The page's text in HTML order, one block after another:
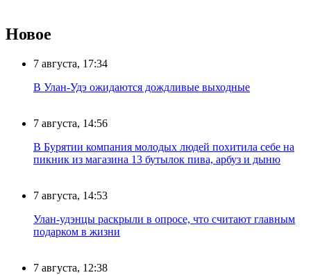
Новое
7 августа, 17:34
В Улан-Удэ ожидаются дождливые выходные
7 августа, 14:56
В Бурятии компания молодых людей похитила себе на
пикник из магазина 13 бутылок пива, арбуз и дыню
7 августа, 14:53
Улан-удэнцы раскрыли в опросе, что считают главным
подарком в жизни
7 августа, 12:38